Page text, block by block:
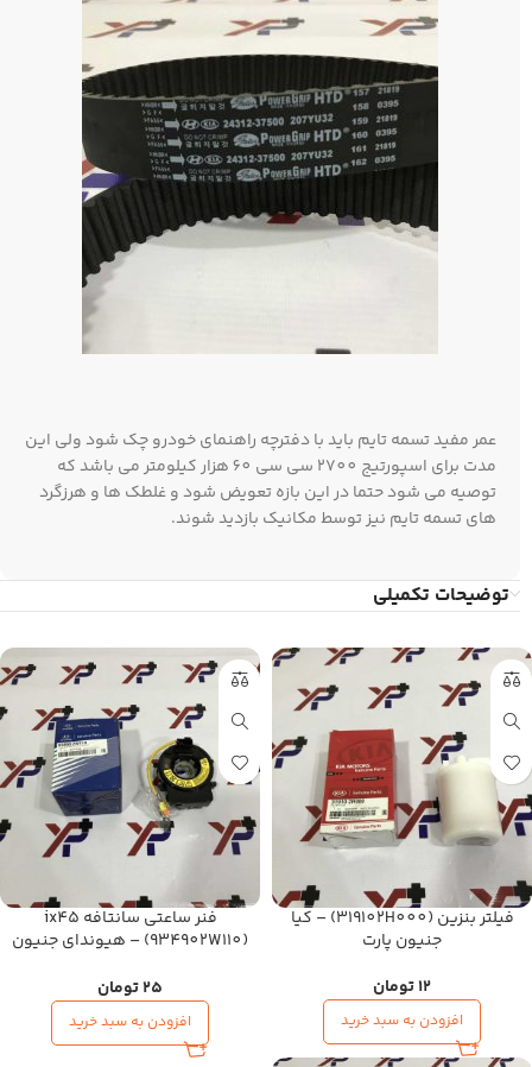
عمر مفید تسمه تایم باید با دفترچه راهنمای خودرو چک شود ولی این
مدت برای اسپورتیج 2700 سی سی 60 هزار کیلومتر می باشد که
توصیه می شود حتما در این بازه تعویض شود و غلطک ها و هرزگرد
های تسمه تایم نیز توسط مکانیک بازدید شوند.
توضیحات تکمیلی
فیلتر بنزین (319102H000) – کیا
جنیون پارت
12تومان
افزودن به سبد خرید
فنر ساعتی سانتافه ix45
(934902W110) – هیوندای جنیون
25تومان
افزودن به سبد خرید